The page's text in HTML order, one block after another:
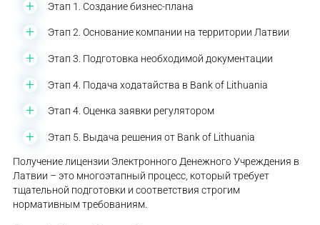
Этап 1. Создание бизнес-плана
Этап 2. Основание компании на территории Латвии
Этап 3. Подготовка необходимой документации
Этап 4. Подача ходатайства в Bank of Lithuania
Этап 4. Оценка заявки регулятором
Этап 5. Выдача решения от Bank of Lithuania
Получение лицензии Электронного Денежного Учреждения в
Латвии – это многоэтапный процесс, который требует
тщательной подготовки и соответствия строгим
нормативным требованиям.